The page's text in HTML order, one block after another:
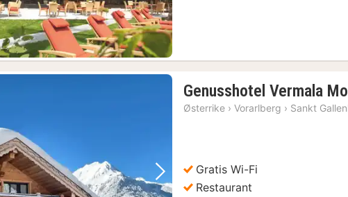
Forrige bilde Neste bilde
Genusshotel Vermala
Østerrike › Vorarlberg › Sankt
Gratis Wi-Fi
Restaurant